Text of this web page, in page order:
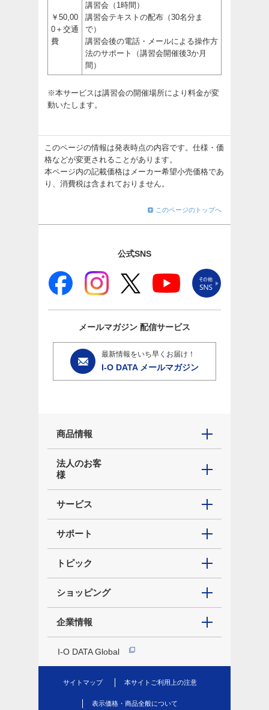
￥50,00
0＋交通
費
講習会（1時間）
講習会テキストの配布（30名分ま
で）
講習会後の電話・メールによる操作方
法のサポート（講習会開催後3か月
間）
※本サービスは講習会の開催場所により料金が変
動いたします。
このページの情報は発表時点の内容です。仕様・価
格などが変更されることがあります。
本ページ内の記載価格はメーカー希望小売価格であ
り、消費税は含まれておりません。
このページのトップへ
公式SNS
メールマガジン 配信サービス
最新情報をいち早くお届け！
I-O DATA メールマガジン
商品情報
法人のお客
様
サービス
サポート
トピック
ショッピング
企業情報
I-O DATA Global
サイトマップ 本サイトご利用上の注意
表示価格・商品全般について